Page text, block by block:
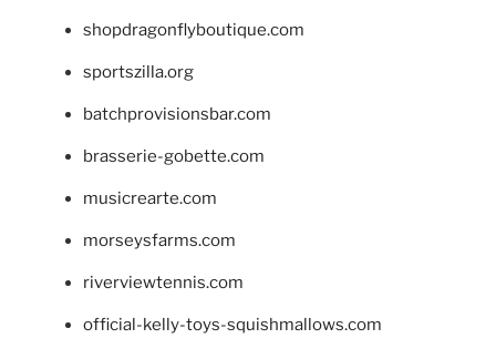
shopdragonflyboutique.com
sportszilla.org
batchprovisionsbar.com
brasserie-gobette.com
musicrearte.com
morseysfarms.com
riverviewtennis.com
official-kelly-toys-squishmallows.com